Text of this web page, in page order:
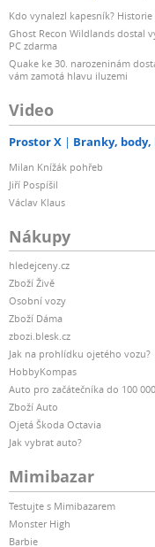
Kdo vynalezl kapesník?
Ghost Recon Wildlands dostal
PC zdarma
Quake ke 30. narozeninám
vám zamotá hlavu iluzemi
Video
Prostor X Branky,
Milan Knížák pohřeb
Jiří Pospíšil
Václav Klaus
Nákupy
hledejceny.cz
Zboží Živě
Osobní vozy
Zboží Dáma
zbozi.blesk.cz
Jak na prohlídku ojetého vozu?
HobbyKompas
Auto pro začátečníka do 100
Zboží Auto
Ojetá Škoda Octavia
Jak vybrat auto?
Mimibazar
Testujte s Mimibazarem
Monster High
Barbie